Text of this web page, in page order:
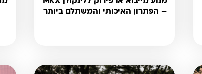
– הפתרון האיכותי והמשתלם ביותר